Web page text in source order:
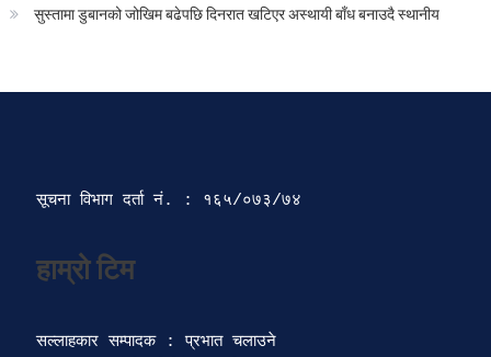
सुस्तामा डुबानको जोखिम बढेपछि दिनरात खटिएर अस्थायी बाँध बनाउदै स्थानीय
सूचना विभाग दर्ता‍ नं. : १६५/०७३/७४
हाम्रो टिम
सल्लाहकार सम्पादक : प्रभात चलाउने